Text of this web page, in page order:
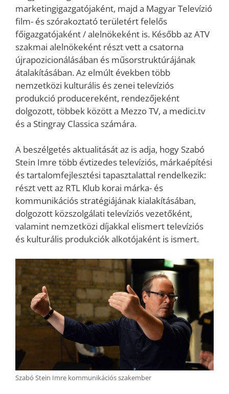
marketingigazgatójaként, majd a Magyar Televízió
film- és szórakoztató területért felelős
főigazgatójaként / alelnökeként is. Később az ATV
szakmai alelnökeként részt vett a csatorna
újrapozicionálásában és műsorstruktúrájának
átalakításában. Az elmúlt években több
nemzetközi kulturális és zenei televíziós
produkció producereként, rendezőjeként
dolgozott, többek között a Mezzo TV, a medici.tv
és a Stingray Classica számára.
A beszélgetés aktualitását az is adja, hogy Szabó
Stein Imre több évtizedes televíziós, márkaépítési
és tartalomfejlesztési tapasztalattal rendelkezik:
részt vett az RTL Klub korai márka- és
kommunikációs stratégiájának kialakításában,
dolgozott közszolgálati televíziós vezetőként,
valamint nemzetközi díjakkal elismert televíziós
és kulturális produkciók alkotójaként is ismert.
Szabó Stein Imre kommunikációs szakember